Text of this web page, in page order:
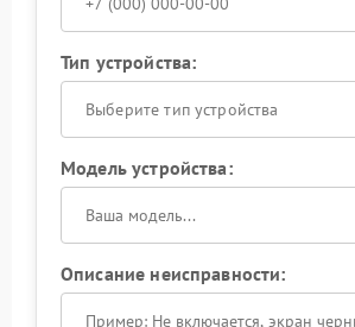
Тип устройства:
Выберите тип устройства
Модель устройства:
Описание неисправности: